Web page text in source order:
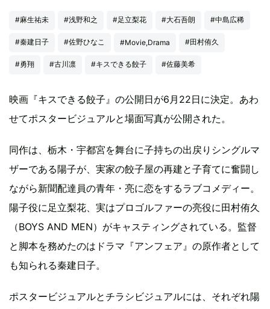
#麻生祐未 #浅野和之 #足立梨花 #大石吾朗 #中島広稀
#秦建日子 #佐野ひなこ #Movie,Drama #田村侑久
#勇翔 #古川凛 #キスできる餃子 #佐藤美希
映画『キスできる餃子』の公開日が6月22日に決定。あわ
せてポスタービジュアルと場面写真が公開された。
同作は、栃木・宇都宮を舞台に子持ちの出戻りシングルマ
ザーである陽子が、実家の餃子屋の再建と子育てに奮闘し
ながら新聞配達員の青年・亮に恋をするラブコメディー。
陽子役に足立梨花、実はプロゴルファーの亮役に田村侑久
（BOYS AND MEN）がキャスティングされている。監督
と脚本を務めたのはドラマ『アンフェア』の原作者として
も知られる秦建日子。
ポスタービジュアルとチラシビジュアルには、それぞれ陽